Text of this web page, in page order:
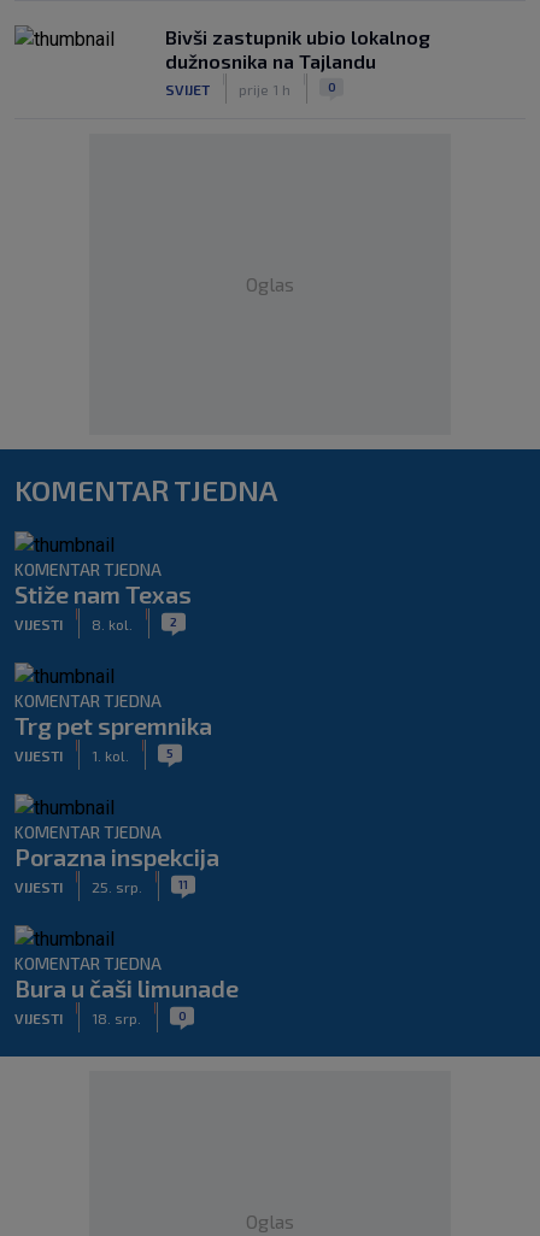
Bivši zastupnik ubio lokalnog
dužnosnika na Tajlandu
SVIJET prije 1 h 0
Oglas
KOMENTAR TJEDNA
KOMENTAR TJEDNA
Stiže nam Texas
VIJESTI 8. kol. 2
KOMENTAR TJEDNA
Trg pet spremnika
VIJESTI 1. kol. 5
KOMENTAR TJEDNA
Porazna inspekcija
VIJESTI 25. srp. 11
KOMENTAR TJEDNA
Bura u čaši limunade
VIJESTI 18. srp. 0
Oglas